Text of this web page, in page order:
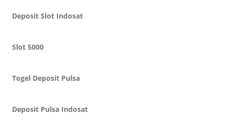
Deposit Slot Indosat
Slot 5000
Togel Deposit Pulsa
Deposit Pulsa Indosat